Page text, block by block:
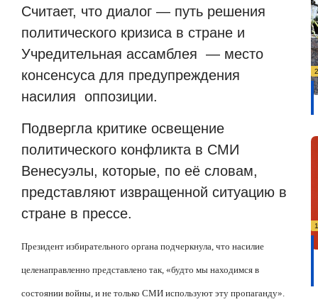
Считает, что диалог — путь решения
политического кризиса в стране и
Учредительная ассамблея — место
консенсуса для предупреждения
насилия оппозиции.
Подвергла критике освещение
политического конфликта в СМИ
Венесуэлы, которые, по её словам,
представляют извращенной ситуацию в
стране в прессе.
Президент избирательного органа подчеркнула, что насилие
целенаправленно представлено так, «будто мы находимся в
состоянии войны, и не только СМИ используют эту пропаганду».